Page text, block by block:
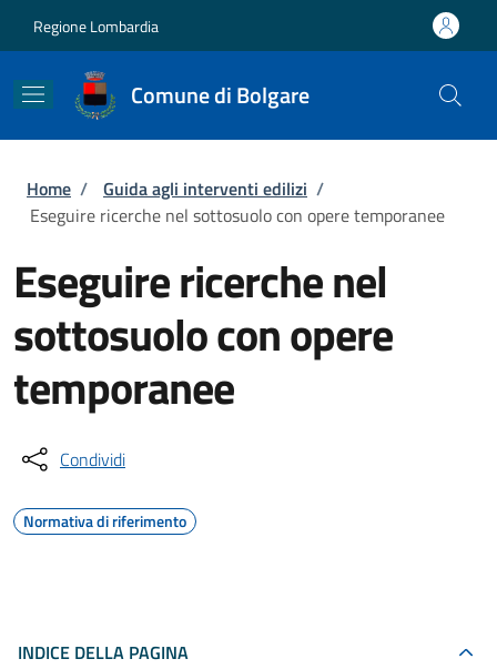
Regione Lombardia
Comune di Bolgare
Briciole di pane
Home / Guida agli interventi edilizi /
Eseguire ricerche nel sottosuolo con opere temporanee
Eseguire ricerche nel
sottosuolo con opere
temporanee
Condividi
Normativa di riferimento
INDICE DELLA PAGINA